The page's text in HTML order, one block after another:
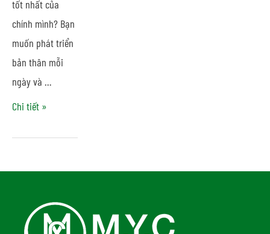
Mỗi Ngày
tốt nhất của
chính mình? Bạn
muốn phát triển
bản thân mỗi
ngày và …
Chi tiết »